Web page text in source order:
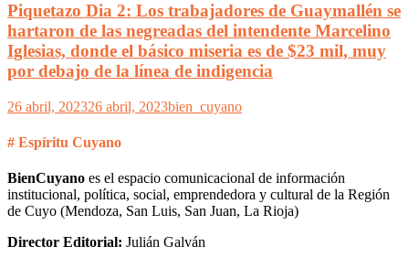
Piquetazo Dia 2: Los trabajadores de Guaymallén se
hartaron de las negreadas del intendente Marcelino
Iglesias, donde el básico miseria es de $23 mil, muy
por debajo de la línea de indigencia
26 abril, 202326 abril, 2023bien_cuyano
# Espíritu Cuyano
BienCuyano es el espacio comunicacional de información
institucional, política, social, emprendedora y cultural de la Región
de Cuyo (Mendoza, San Luis, San Juan, La Rioja)
Director Editorial: Julián Galván